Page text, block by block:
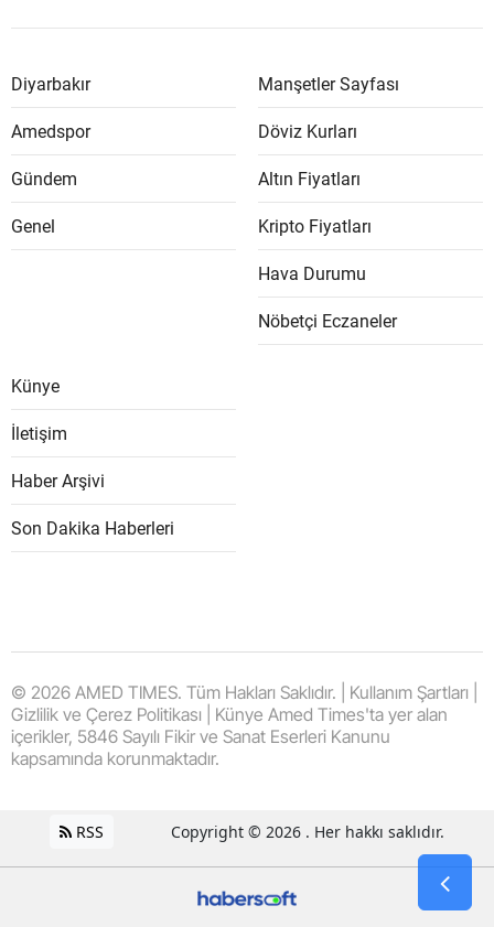
Diyarbakır
Amedspor
Gündem
Genel
Manşetler Sayfası
Döviz Kurları
Altın Fiyatları
Kripto Fiyatları
Hava Durumu
Nöbetçi Eczaneler
Künye
İletişim
Haber Arşivi
Son Dakika Haberleri
© 2026 AMED TIMES. Tüm Hakları Saklıdır. | Kullanım Şartları |
Gizlilik ve Çerez Politikası | Künye Amed Times'ta yer alan
içerikler, 5846 Sayılı Fikir ve Sanat Eserleri Kanunu
kapsamında korunmaktadır.
RSS Copyright © 2026 . Her hakkı saklıdır.